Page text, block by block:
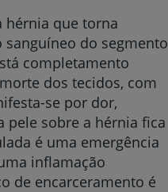
hérnia que torna
do segmento
completamento
dos tecidos, com
se por dor,
pele sobre a hérnia fica
é uma emergência
inflamação
de encarceramento é